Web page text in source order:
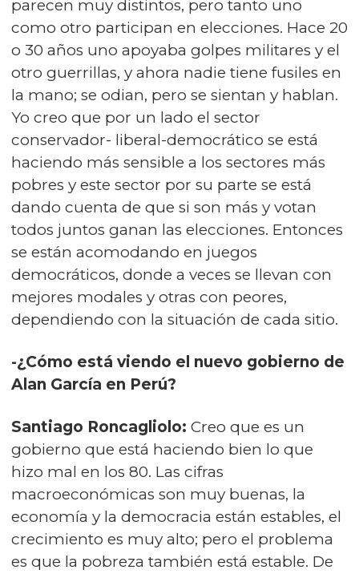
parecen muy distintos, pero tanto uno
como otro participan en elecciones. Hace 20
o 30 años uno apoyaba golpes militares y el
otro guerrillas, y ahora nadie tiene fusiles en
la mano; se odian, pero se sientan y hablan.
Yo creo que por un lado el sector
conservador- liberal-democrático se está
haciendo más sensible a los sectores más
pobres y este sector por su parte se está
dando cuenta de que si son más y votan
todos juntos ganan las elecciones. Entonces
se están acomodando en juegos
democráticos, donde a veces se llevan con
mejores modales y otras con peores,
dependiendo con la situación de cada sitio.
-¿Cómo está viendo el nuevo gobierno de
Alan García en Perú?
Santiago Roncagliolo: Creo que es un
gobierno que está haciendo bien lo que
hizo mal en los 80. Las cifras
macroeconómicas son muy buenas, la
economía y la democracia están estables, el
crecimiento es muy alto; pero el problema
es que la pobreza también está estable. De